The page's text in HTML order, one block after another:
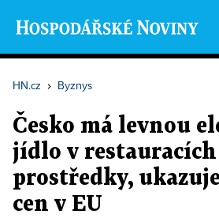
HN.cz › Byznys
Česko má levnou
jídlo v
prostředky,
cen v EU